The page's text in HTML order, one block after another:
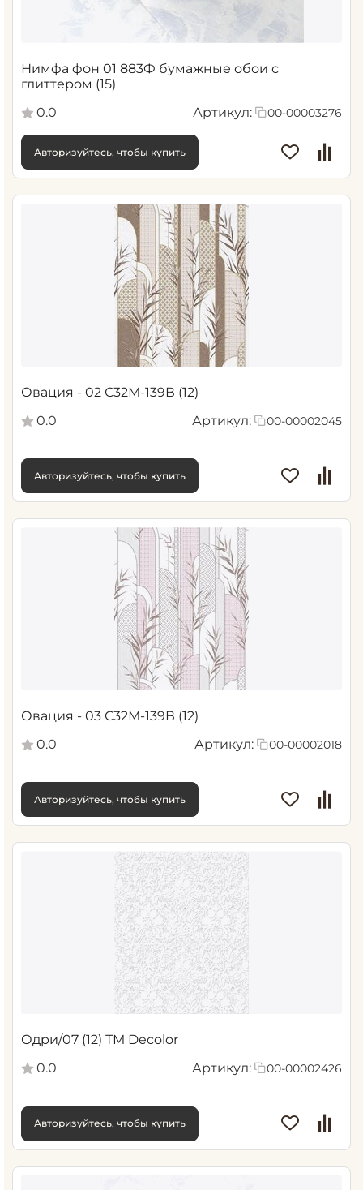
Нимфа фон 01 883Ф бумажные обои с
глиттером (15)
0.0
Артикул: 00-00003276
Авторизуйтесь, чтобы купить
Овация - 02 С32М-139В (12)
0.0
Артикул: 00-00002045
Авторизуйтесь, чтобы купить
Овация - 03 С32М-139В (12)
0.0
Артикул: 00-00002018
Авторизуйтесь, чтобы купить
Одри/07 (12) ТМ Decolor
0.0
Артикул: 00-00002426
Авторизуйтесь, чтобы купить